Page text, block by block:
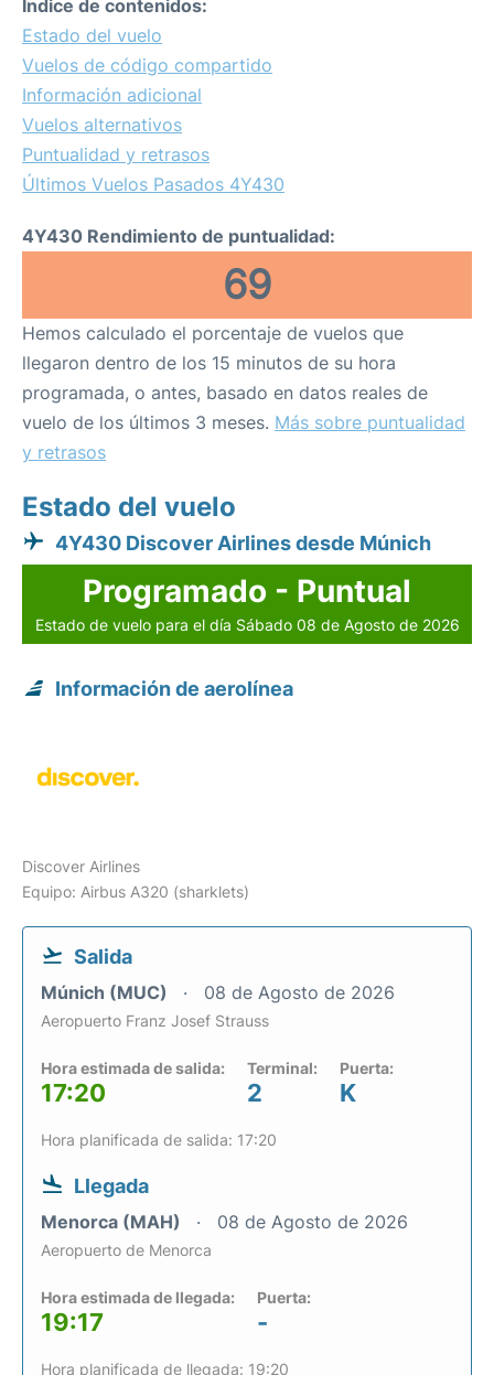
Índice de contenidos:
Estado del vuelo
Vuelos de código compartido
Información adicional
Vuelos alternativos
Puntualidad y retrasos
Últimos Vuelos Pasados 4Y430
4Y430 Rendimiento de puntualidad:
69
Hemos calculado el porcentaje de vuelos que
llegaron dentro de los 15 minutos de su hora
programada, o antes, basado en datos reales de
vuelo de los últimos 3 meses. Más sobre puntualidad
y retrasos
Estado del vuelo
4Y430 Discover Airlines desde Múnich
Programado - Puntual
Estado de vuelo para el día Sábado 08 de Agosto de 2026
Información de aerolínea
Discover Airlines
Equipo: Airbus A320 (sharklets)
Salida
Múnich (MUC) 08 de Agosto de 2026
Aeropuerto Franz Josef Strauss
Hora estimada de salida:
17:20
Terminal:
2
Puerta:
K
Hora planificada de salida: 17:20
Llegada
Menorca (MAH) 08 de Agosto de 2026
Aeropuerto de Menorca
Hora estimada de llegada:
19:17
Puerta:
-
Hora planificada de llegada: 19:20